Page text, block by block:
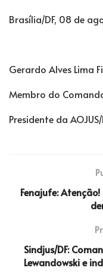
Brasília/DF, 08 de
Gerardo Alves Lima
Membro do
Presidente da AOJUS/
Fenajufe:
Sindjus/DF:
Lewandowski e